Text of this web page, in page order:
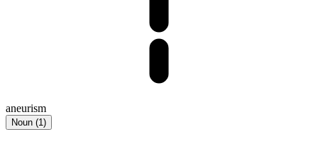
aneurism
Noun (1)